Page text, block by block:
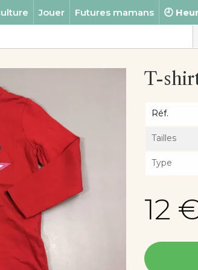
Jouer Futures mamans 🕘
T-
Réf.
Tailles
Type
12